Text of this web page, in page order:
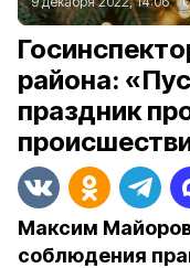
района:
праздник
Максим
соблюдения